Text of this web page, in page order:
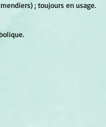
; toujours en usage.